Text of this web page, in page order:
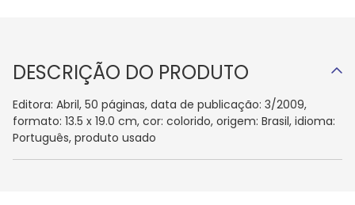
DESCRIÇÃO DO PRODUTO
Editora: Abril, 50 páginas, data de publicação: 3/2009,
formato: 13.5 x 19.0 cm, cor: colorido, origem: Brasil, idioma:
Português, produto usado